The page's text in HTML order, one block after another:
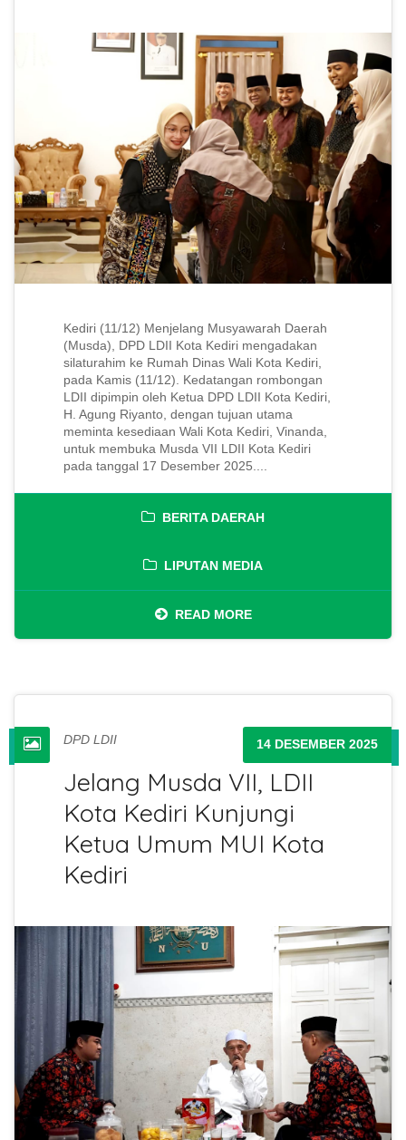
Kediri (11/12) Menjelang Musyawarah Daerah
(Musda), DPD LDII Kota Kediri mengadakan
silaturahim ke Rumah Dinas Wali Kota Kediri,
pada Kamis (11/12). Kedatangan rombongan
LDII dipimpin oleh Ketua DPD LDII Kota Kediri,
H. Agung Riyanto, dengan tujuan utama
meminta kesediaan Wali Kota Kediri, Vinanda,
untuk membuka Musda VII LDII Kota Kediri
pada tanggal 17 Desember 2025....
BERITA DAERAH
LIPUTAN MEDIA
READ MORE
DPD LDII
Jelang Musda VII, LDII
Kota Kediri Kunjungi
Ketua Umum MUI Kota
Kediri
14 DESEMBER 2025